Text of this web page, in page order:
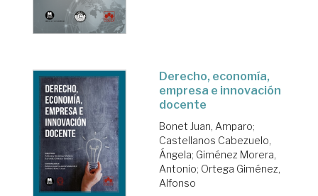
Derecho, economía,
empresa e innovación
docente
Bonet Juan, Amparo;
Castellanos Cabezuelo,
Ángela; Giménez Morera,
Antonio; Ortega Giménez,
Alfonso